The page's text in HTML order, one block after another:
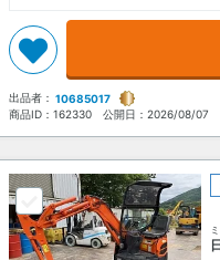
出品者： 10685017
商品ID： 162330 公開日： 2026/08/07